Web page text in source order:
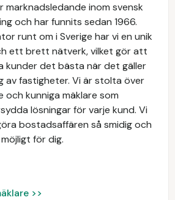
marknadsledande inom svensk
och har funnits sedan 1966.
runt om i Sverige har vi en unik
ett brett nätverk, vilket gör att
kunder det bästa när det gäller
av fastigheter. Vi är stolta över
kunniga mäklare som
lösningar för varje kund. Vi
bostadsaffären så smidig och
för dig.
>>